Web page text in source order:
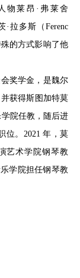
人物莱昂·弗莱舍
·拉多斯（Ferenc
殊的方式影响了他
奖学金，是魏尔
获得斯图加特莫
院任教，随后进
位。2021 年，莫
艺术学院钢琴教
学院担任钢琴教